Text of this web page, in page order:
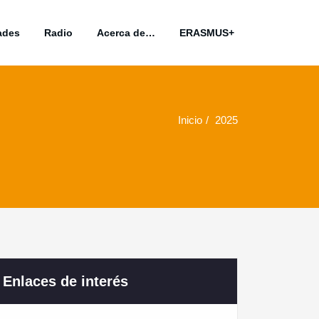
Radio Acerca de… ERASMUS+
Inicio 2025
Enlaces de interés